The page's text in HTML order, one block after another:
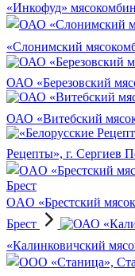
«Инкофуд»
«Слонимский
ОАО «Березовский
ОАО «Витебский
Рецепты», г. Сергиев
OAO «Брестский
Брест
«Калинковичский